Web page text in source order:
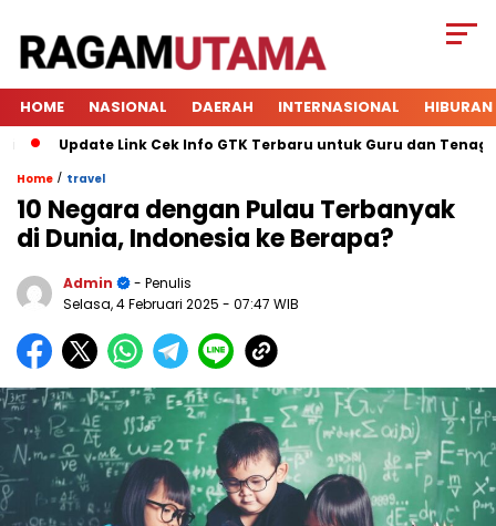
HOME NASIONAL DAERAH INTERNASIONAL HIBURAN
Update Link Cek Info GTK Terbaru untuk Guru dan Tenaga
Home / travel
10 Negara dengan Pulau Terbanyak
di Dunia, Indonesia ke Berapa?
Admin
- Penulis
Selasa, 4 Februari 2025 - 07:47 WIB